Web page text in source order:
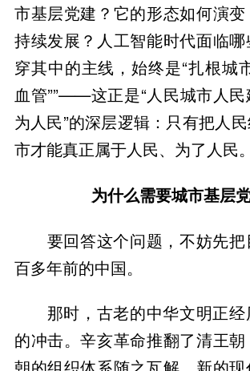
市基层党建？它的形态如何演
持续发展？人工智能时代面临
穿其中的主线，始终是“扎根城
血管””——这正是“人民城市人
为人民”的深层逻辑：只有把人
市才能真正属于人民、为了人民。
为什么需要城市基层
要回答这个问题，不妨先
百多年前的中国。
那时，古老的中华文明正
的冲击。辛亥革命推翻了清王